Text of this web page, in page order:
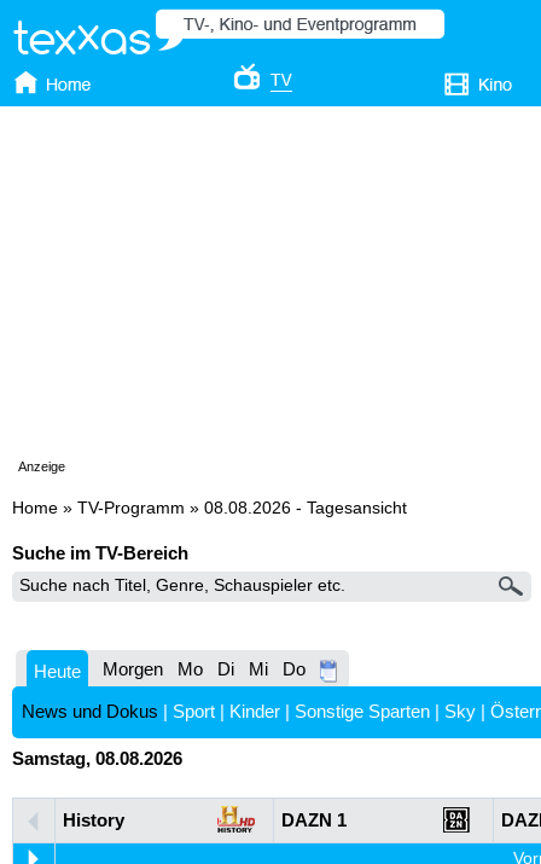
Anzeige
Home » TV-Programm » 08.08.2026 - Tagesansicht
Suche im TV-Bereich
Heute Morgen Mo Di Mi Do
News und Dokus | Sport | Kinder | Sonstige Sparten | Sky |
Samstag, 08.08.2026
History DAZN 1